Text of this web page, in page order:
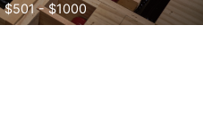
$501 - $1000